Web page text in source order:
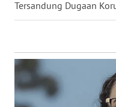
Tersandung Dugaan
WN
LANGKAT